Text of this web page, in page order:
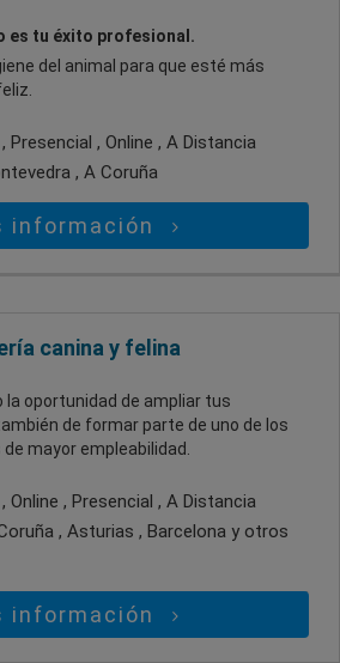
es tu éxito profesional.
del animal para que esté más
Presencial , Online , A Distancia
, A Coruña
información
canina y felina
la oportunidad de ampliar tus
de formar parte de uno de los
mayor empleabilidad.
Online , Presencial , A Distancia
, Asturias , Barcelona y otros
información